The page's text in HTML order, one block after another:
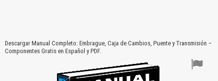
Descargar Manual Completo: Embrague, Caja de Cambios, Puente y Transmisión –
Componentes Gratis en Español y PDF.